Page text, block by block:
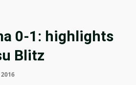
0-1: highlights
Blitz